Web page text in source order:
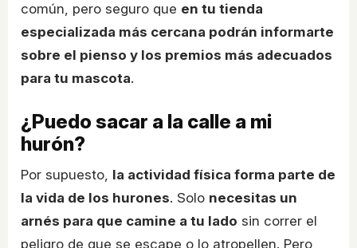
común, pero seguro que en tu tienda
especializada más cercana podrán informarte
sobre el pienso y los premios más adecuados
para tu mascota.
¿Puedo sacar a la calle a mi
hurón?
Por supuesto, la actividad física forma parte de
la vida de los hurones. Solo necesitas un
arnés para que camine a tu lado sin correr el
peligro de que se escape o lo atropellen. Pero